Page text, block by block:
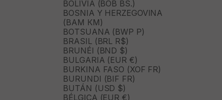
BOLIVIA (BOB BS.)
BOSNIA Y HERZEGOVINA
(BAM КМ)
BOTSUANA (BWP P)
BRASIL (BRL R$)
BRUNÉI (BND $)
BULGARIA (EUR €)
BURKINA FASO (XOF FR)
BURUNDI (BIF FR)
BUTÁN (USD $)
BÉLGICA (EUR €)